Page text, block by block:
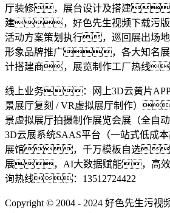
厅装修，展台设计及搭建
建，好色先生视频下载污
活动方案策划执行，巡回展出场
形象品牌推广，各大知名展
计搭建商，展览制作工厂热线
线上业务：网上3D云黄片APP
景展厅复刻 / VR虚拟展厅制作）
景虚拟展厅拍摄制作展览会展（全自
3D云展系统SAAS平台（一站式低成
展馆，千万模板自选
展，AI大数据赋能，高效
询热线：13512724422
Copyright © 2004 - 2024 好色先生污视